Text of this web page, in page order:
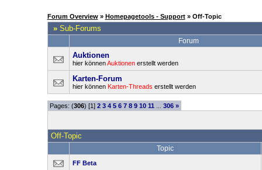
Forum Overview » Homepagetools - Support » Off-Topic
»Sub-Forums
Forum
Auktionen
hier könnenAuktionenerstellt werden
Karten-Forum
hier können Karten-Threads erstellt werden
Pages: (306) [1] 2 3 4 5 6 7 8 9 10 11 306 »
Off-Topic
Topic
FF Beta